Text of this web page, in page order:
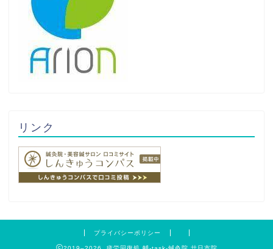
リンク
プライバシーポリシー